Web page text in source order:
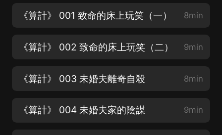
《算計》 001 致命的床上玩笑（一） 8min
《算計》 002 致命的床上玩笑（二） 9min
《算計》 003 未婚夫離奇自殺 8min
《算計》 004 未婚夫家的陰謀 9min